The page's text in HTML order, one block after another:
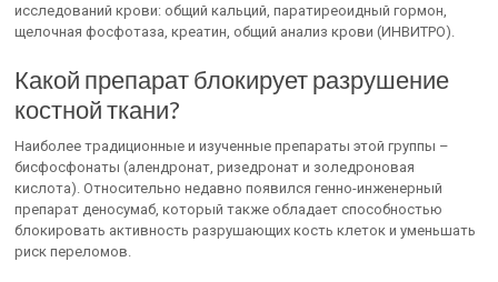
исследований крови: общий кальций, паратиреоидный гормон,
щелочная фосфотаза, креатин, общий анализ крови (ИНВИТРО).
Какой препарат блокирует разрушение
костной ткани?
Наиболее традиционные и изученные препараты этой группы –
бисфосфонаты (алендронат, ризедронат и золедроновая
кислота). Относительно недавно появился генно-инженерный
препарат деносумаб, который также обладает способностью
блокировать активность разрушающих кость клеток и уменьшать
риск переломов.